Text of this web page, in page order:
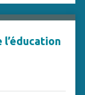
l’éducation